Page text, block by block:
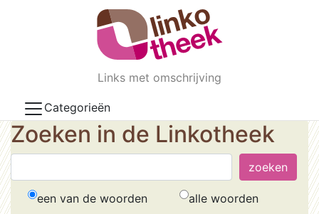
Skip to main content
Links met omschrijving
Categorieën
Zoeken in de Linkotheek
een van de woorden
alle woorden